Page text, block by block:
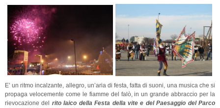
E’ un ritmo incalzante, allegro, un’aria di festa, fatta di suoni, una musica che si
propaga velocemente come le fiamme del falò, in un grande abbraccio per la
rievocazione del rito laico della Festa della vite e del Paesaggio del Parco